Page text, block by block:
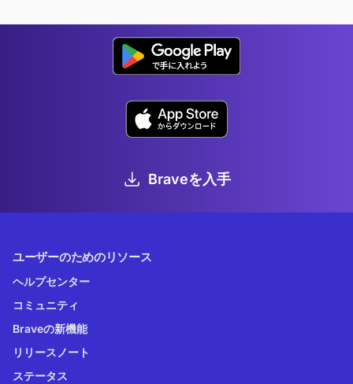
Braveを入手
ユーザーのためのリソース
ヘルプセンター
コミュニティ
Braveの新機能
リリースノート
ステータス